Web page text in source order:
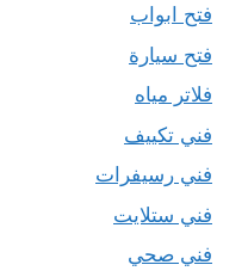
فتح ابواب
فتح سيارة
فلاتر مياه
فني تكييف
فني رسيفرات
فني ستلايت
فني صحي